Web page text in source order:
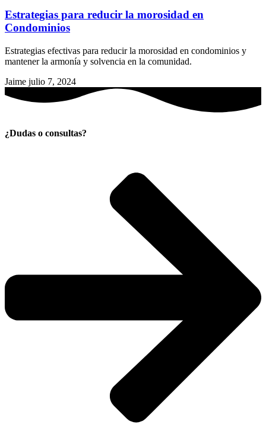
Estrategias para reducir la morosidad en
Condominios
Estrategias efectivas para reducir la morosidad en condominios y
mantener la armonía y solvencia en la comunidad.
Jaime julio 7, 2024
¿Dudas o consultas?